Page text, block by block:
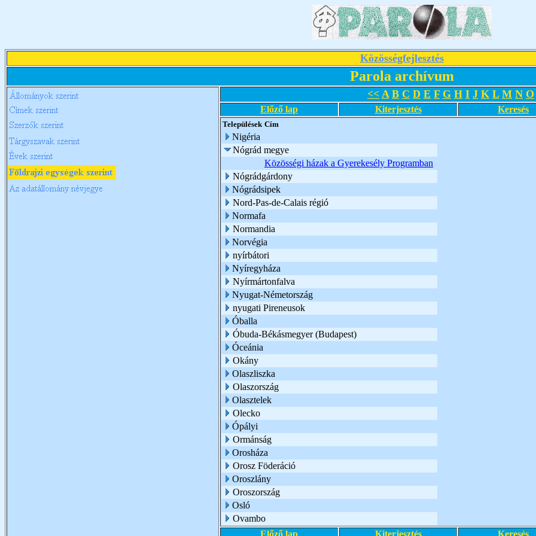
Közösségfejlesztés
Parola archívum
<< A B C D E F G H I J K L M N O
Előző lap Kiterjesztés Keresés
Települések Cím
Nigéria
Nógrád megye
Közösségi házak a Gyerekesély Programban
Nógrádgárdony
Nógrádsipek
Nord-Pas-de-Calais régió
Normafa
Normandia
Norvégia
nyírbátori
Nyíregyháza
Nyírmártonfalva
Nyugat-Németország
nyugati Pireneusok
Óballa
Óbuda-Békásmegyer (Budapest)
Óceánia
Okány
Olaszliszka
Olaszország
Olasztelek
Olecko
Ópályi
Ormánság
Orosháza
Orosz Föderáció
Oroszlány
Oroszország
Osló
Ovambo
Előző lap
Kiterjesztés Keresés